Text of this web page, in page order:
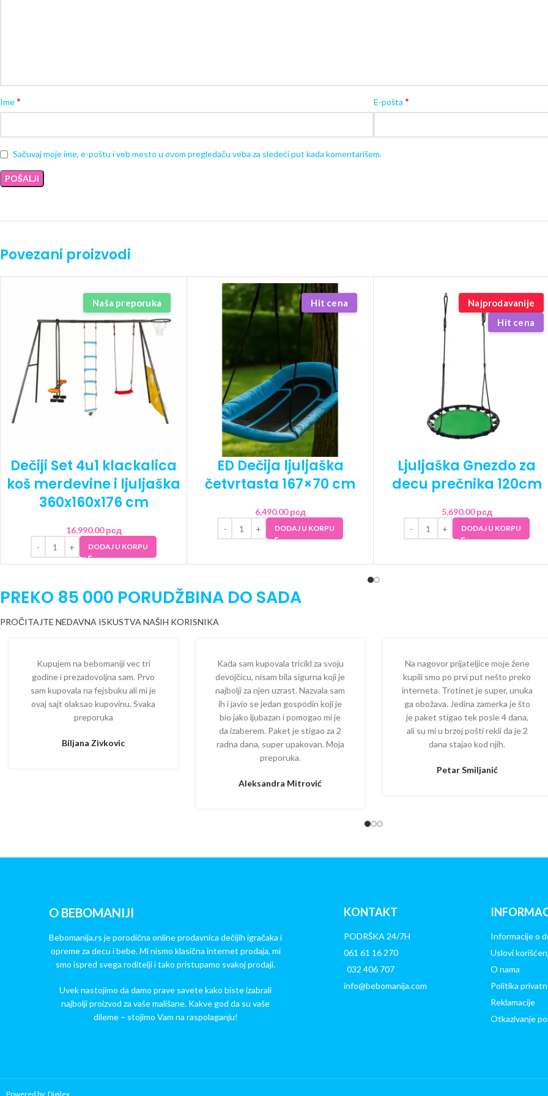
Ime* E-pošta *
Sačuvaj moje ime, e-poštu i veb mesto u ovom pregledaču veba za sledeći put kada komentarišem.
Povezani proizvodi
Naša preporuka
Dečiji Set 4u1 klackalica
koš merdevine i ljuljaška
360x160x176 cm
16,990.00рсд
DODAJ U KORPU
Hit cena
ED Dečija ljuljaška
četvrtasta 167×70 cm
6,490.00рсд
DODAJ U KORPU
Najprodavanije
Hit cena
Ljuljaška Gnezdo za
decu prečnika 120cm
5,690.00рсд
DODAJ U KORPU
PREKO 85 000 PORUDŽBINA DO SADA
PROČITAJTE NEDAVNA ISKUSTVA NAŠIH KORISNIKA
Kupujem na bebomaniji vec tri
godine i prezadovoljna sam. Prvo
sam kupovala na fejsbuku ali mi je
ovaj sajt olaksao kupovinu. Svaka
preporuka
Biljana Zivkovic
Kada sam kupovala tricikl za svoju
devojčicu, nisam bila sigurna koji je
najbolji za njen uzrast. Nazvala sam
ih i javio se jedan gospodin koji je
bio jako ljubazan i pomogao mi je
da izaberem. Paket je stigao za 2
radna dana, super upakovan. Moja
preporuka.
Aleksandra Mitrović
Na nagovor prijateljice moje žene
kupili smo po prvi put nešto preko
interneta. Trotinet je super, unuka
ga obožava. Jedina zamerka je što
je paket stigao tek posle 4 dana,
ali su mi u brzoj pošti rekli da je 2
dana stajao kod njih.
Petar Smiljanić
O BEBOMANIJI
Bebomanija.rs je porodična online prodavnica dečijih igračaka i
opreme za decu i bebe. Mi nismo klasična internet prodaja, mi
smo ispred svega roditelji i tako pristupamo svakoj prodaji.
Uvek nastojimo da damo prave savete kako biste izabrali
najbolji proizvod za vaše mališane. Kakve god da su vaše
dileme – stojimo Vam na raspolaganju!
KONTAKT
PODRŠKA 24/7H
061 61 16 270
032 406 707
info@bebomanija.com
Informacije o
Uslovi
O nama
Politika
Reklamacije
Otkazivanje
Powered by: Digilex